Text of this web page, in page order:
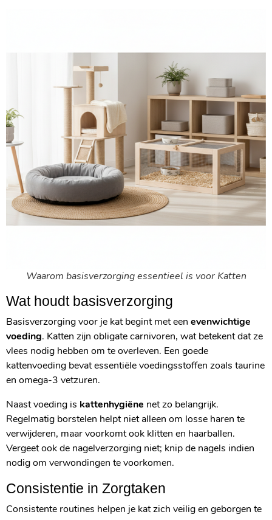
Waarom basisverzorging essentieel is voor Katten
Wat houdt basisverzorging
Basisverzorging voor je kat begint met een evenwichtige
voeding. Katten zijn obligate carnivoren, wat betekent dat ze
vlees nodig hebben om te overleven. Een goede
kattenvoeding bevat essentiële voedingsstoffen zoals taurine
en omega-3 vetzuren.
Naast voeding is kattenhygiëne net zo belangrijk.
Regelmatig borstelen helpt niet alleen om losse haren te
verwijderen, maar voorkomt ook klitten en haarballen.
Vergeet ook de nagelverzorging niet; knip de nagels indien
nodig om verwondingen te voorkomen.
Consistentie in Zorgtaken
Consistente routines helpen je kat zich veilig en geborgen te